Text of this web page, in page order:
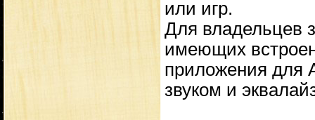
или игр.
Для владельцев
имеющих
приложения для
звуком и